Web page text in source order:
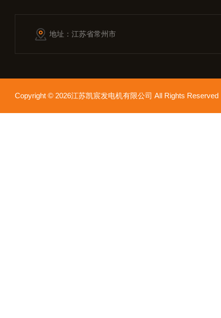
地址：江苏省常州市
Copyright © 2026江苏凯宸发电机有限公司 All Rights